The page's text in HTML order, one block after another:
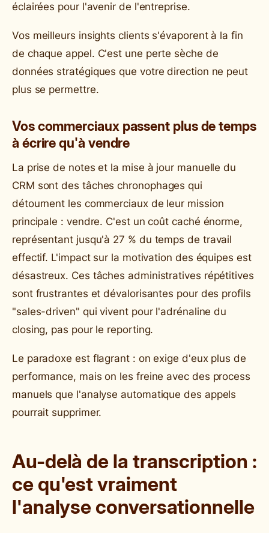
éclairées pour l'avenir de l'entreprise.
Vos meilleurs insights clients s'évaporent à la fin
de chaque appel. C'est une perte sèche de
données stratégiques que votre direction ne peut
plus se permettre.
Vos commerciaux passent plus de temps
à écrire qu'à vendre
La prise de notes et la mise à jour manuelle du
CRM sont des tâches chronophages qui
détournent les commerciaux de leur mission
principale : vendre. C'est un coût caché énorme,
représentant jusqu'à 27 % du temps de travail
effectif. L'impact sur la motivation des équipes est
désastreux. Ces tâches administratives répétitives
sont frustrantes et dévalorisantes pour des profils
"sales-driven" qui vivent pour l'adrénaline du
closing, pas pour le reporting.
Le paradoxe est flagrant : on exige d'eux plus de
performance, mais on les freine avec des process
manuels que l'analyse automatique des appels
pourrait supprimer.
Au-delà de la transcription :
ce qu'est vraiment
l'analyse conversationnelle